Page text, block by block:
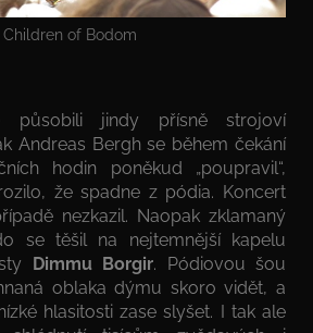
Children of Bodom
působili jindy přísně strojoví
Andreas Bergh se během čekání
hodin poněkud „poupravil“,
že spadne z pódia. Koncert
nezkazil. Naopak zklamaný
se těšil na nejtemnější kapelu
Dimmu Borgir. Pódiovou šou
oblaka dýmu skoro vidět, a
hlasitosti zase slyšet. I tak ale